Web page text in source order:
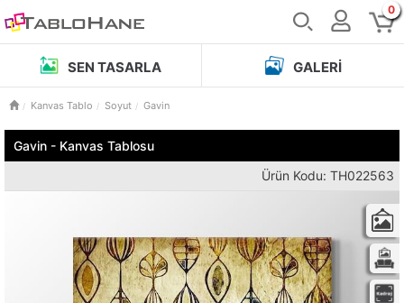
0
SEN TASARLA GALERI
Kanvas Tablo Soyut Gavin
Gavin - Kanvas Tablosu
Ürün Kodu: TH022563